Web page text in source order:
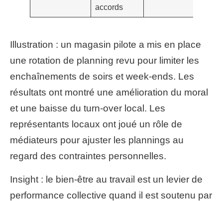
accords
Illustration : un magasin pilote a mis en place
une rotation de planning revu pour limiter les
enchaînements de soirs et week-ends. Les
résultats ont montré une amélioration du moral
et une baisse du turn-over local. Les
représentants locaux ont joué un rôle de
médiateurs pour ajuster les plannings au
regard des contraintes personnelles.
Insight : le bien-être au travail est un levier de
performance collective quand il est soutenu par